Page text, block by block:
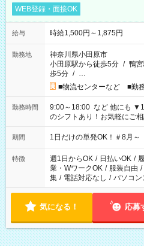
WEB登録・面接OK
給与 時給1,500円～1,875円
勤務地
神奈川県小田原市
小田原駅から徒歩5分 / 鴨
歩5分 / …
■物流センターなど ■勤
勤務時間
9:00～18:00 など 他にも ▼10:00～19:00 ▼18:00～21:00 など
のシフトあり！お気軽にご相
期間 1日だけの単発OK！＃8月
特徴 週1日からOK / 日払いOK /
業・WワークOK / 服装自由 /
集 / 電話対応なし / パソコン
気になる！ 応募